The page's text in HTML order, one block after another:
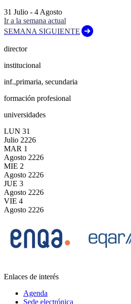
31 Julio - 4 Agosto
Ir a la semana actual
SEMANA SIGUIENTE
director
institucional
inf.,primaria, secundaria
formación profesional
universidades
LUN 31
Julio 2226
MAR 1
Agosto 2226
MIE 2
Agosto 2226
JUE 3
Agosto 2226
VIE 4
Agosto 2226
Enlaces de interés
Agenda
Sede electrónica